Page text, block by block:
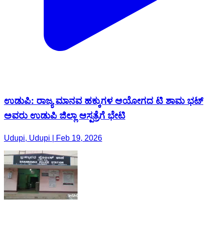
ಉಡುಪಿ: ರಾಜ್ಯ ಮಾನವ ಹಕ್ಕುಗಳ ಆಯೋಗದ ಟಿ ಶಾಮ ಭಟ್
ಅವರು ಉಡುಪಿ ಜಿಲ್ಲಾ ಆಸ್ಪತ್ರೆಗೆ ಭೇಟಿ
Udupi, Udupi | Feb 19, 2026